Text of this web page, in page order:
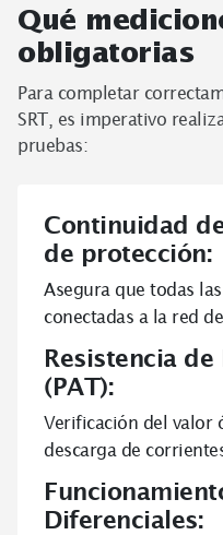
Qué
obligatorias
Para completar
SRT, es imperativo
pruebas:
Continuidad
de protección:
Asegura que todas
conectadas a la red
Resistencia
(PAT):
Verificación del valor
descarga de
Diferenciales: